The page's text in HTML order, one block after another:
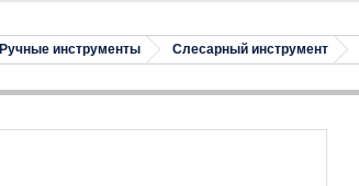
Ручные инструменты Слесарный инструмент